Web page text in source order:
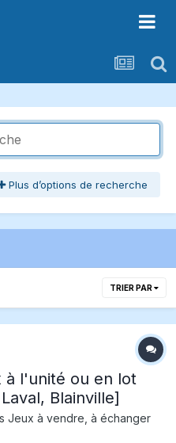
Plus d’options de recherche
TRIER PAR
l'unité ou en lot
Blainville]
Jeux à vendre, à échanger